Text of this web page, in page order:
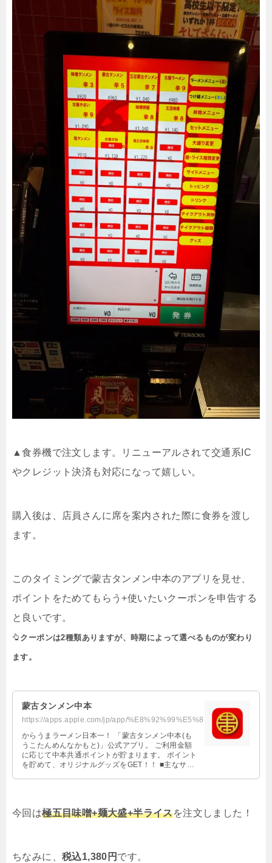
▲食券機で注文します。リニューアルされて交通系 IC
やクレジット決済も対応になって嬉しい。
購入後は、店員さんに席を案内された際に食券を渡し
ます。
このタイミングで蒙古タンメン中本のアプリを見せ、
ポイントをためてもらう+使いたいクーポンを申告する
と良いです。
クーポンは2種類ありますが、時期によって選べるものが変わり
ます。
‎蒙古タンメン中本
‎からうまラーメン日本一！ 「蒙古タンメン中本(も
うこたんめんなかもと)」公式アプリ。 ご利用金額
に応じて中本共通ポイントが貯まります。 ポイント
を貯めて、オリジナルグッズをGET！！ ■主なサー
お届けします。 □メッセージ 会員限定キャンペーン
う。…
今回は極五目味噌+麺大盛+半ライスを注文しました！
ちなみに、 税込1,380円 です。